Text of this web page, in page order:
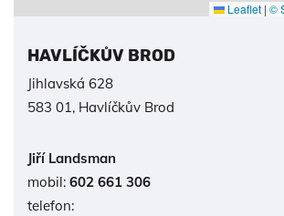
Leaflet | ©
HAVLÍČKŮV BROD
Jihlavská 628
583 01, Havlíčkův Brod
Jiří Landsman
mobil: 602 661 306
telefon: